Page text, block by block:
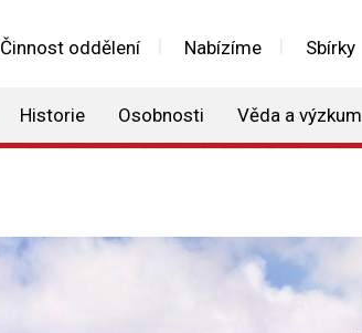
Činnost oddělení Nabízíme Sbírky
Historie Osobnosti Věda a výzkum